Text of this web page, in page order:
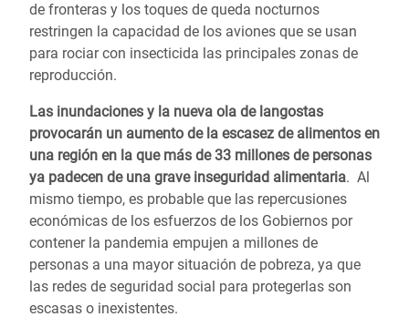
de fronteras y los toques de queda nocturnos
restringen la capacidad de los aviones que se usan
para rociar con insecticida las principales zonas de
reproducción.
Las inundaciones y la nueva ola de langostas
provocarán un aumento de la escasez de alimentos en
una región en la que más de 33 millones de personas
ya padecen de una grave inseguridad alimentaria. Al
mismo tiempo, es probable que las repercusiones
económicas de los esfuerzos de los Gobiernos por
contener la pandemia empujen a millones de
personas a una mayor situación de pobreza, ya que
las redes de seguridad social para protegerlas son
escasas o inexistentes.